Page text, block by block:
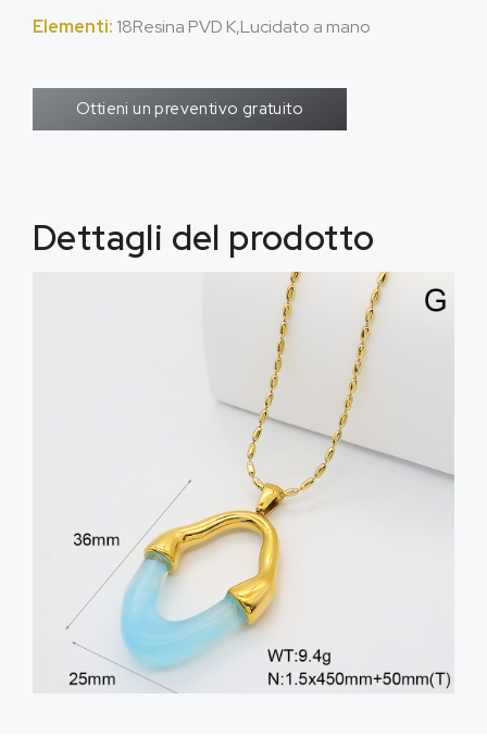
Elementi: 18Resina PVD K,Lucidato a mano
Ottieni un preventivo gratuito
Dettagli del prodotto